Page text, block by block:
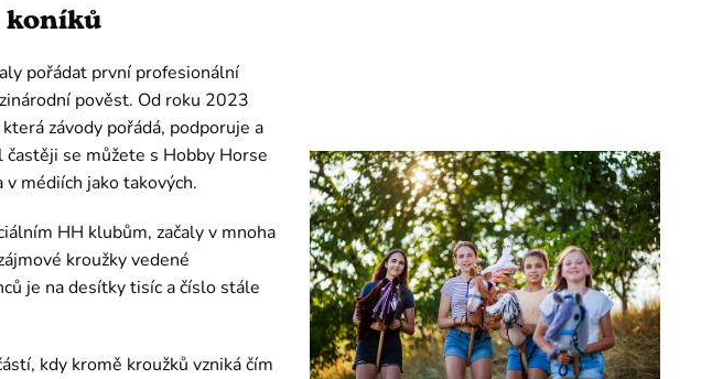
koníků
pořádat první profesionální
pověst. Od roku 2023
která závody pořádá, podporuje a
se můžete s Hobby Horse
médiích jako takových.
HH klubům, začaly v mnoha
kroužky vedené
je na desítky tisíc a číslo stále
kdy kromě kroužků vzniká čím